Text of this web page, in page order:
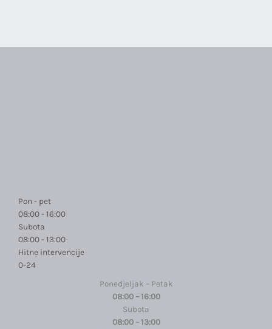
Pon - pet
08:00 - 16:00
Subota
08:00 - 13:00
Hitne intervencije
0-24
Ponedjeljak – Petak
08:00 – 16:00
Subota
08:00 – 13:00